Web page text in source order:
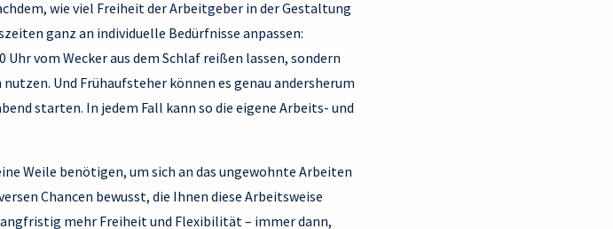
wie viel Freiheit der Arbeitgeber in der Gestaltung
ganz an individuelle Bedürfnisse anpassen:
vom Wecker aus dem Schlaf reißen lassen, sondern
Und Frühaufsteher können es genau andersherum
starten. In jedem Fall kann so die eigene Arbeits- und
Weile benötigen, um sich an das ungewohnte Arbeiten
Chancen bewusst, die Ihnen diese Arbeitsweise
mehr Freiheit und Flexibilität – immer dann,